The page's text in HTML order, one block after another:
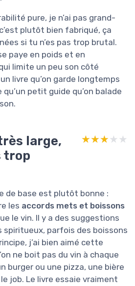
pure, je n’ai pas grand-
plutôt bien fabriqué, ça
si tu n’es pas trop brutal.
paye en poids et en
limite un peu son côté
livre qu’on garde longtemps
petit guide qu’on balade
large,
trop
★★★★★
★★★★★
de base est plutôt bonne :
les accords mets et boissons
le vin. Il y a des suggestions
spiritueux, parfois des boissons
j’ai bien aimé cette
ne boit pas du vin à chaque
burger ou une pizza, une bière
job. Le livre essaie vraiment